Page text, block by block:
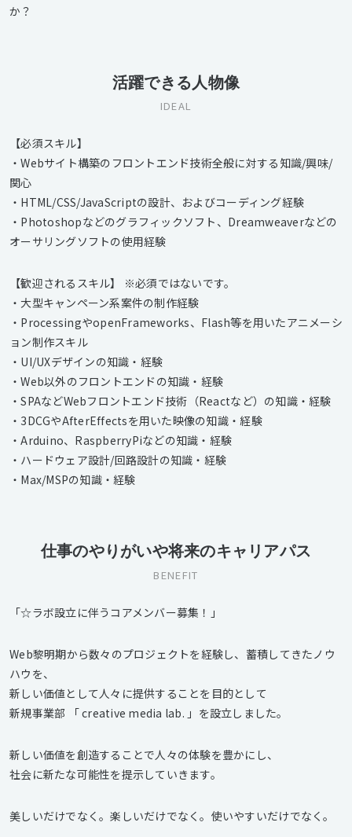
か？
活躍できる人物像
IDEAL
【必須スキル】
・Webサイト構築のフロントエンド技術全般に対する知識/興味/
関心
・HTML/CSS/JavaScriptの設計、およびコーディング経験
・Photoshopなどのグラフィックソフト、Dreamweaverなどの
オーサリングソフトの使用経験
【歓迎されるスキル】 ※必須ではないです。
・大型キャンペーン系案件の制作経験
・ProcessingやopenFrameworks、Flash等を用いたアニメーシ
ョン制作スキル
・UI/UXデザインの知識・経験
・Web以外のフロントエンドの知識・経験
・SPAなどWebフロントエンド技術（Reactなど）の知識・経験
・3DCGやAfterEffectsを用いた映像の知識・経験
・Arduino、RaspberryPiなどの知識・経験
・ハードウェア設計/回路設計の知識・経験
・Max/MSPの知識・経験
仕事のやりがいや将来のキャリアパス
BENEFIT
「☆ラボ設立に伴うコアメンバー募集！」
Web黎明期から数々のプロジェクトを経験し、蓄積してきたノウ
ハウを、
新しい価値として人々に提供することを目的として
新規事業部 「 creative media lab. 」を設立しました。
新しい価値を創造することで人々の体験を豊かにし、
社会に新たな可能性を提示していきます。
美しいだけでなく。楽しいだけでなく。使いやすいだけでなく。